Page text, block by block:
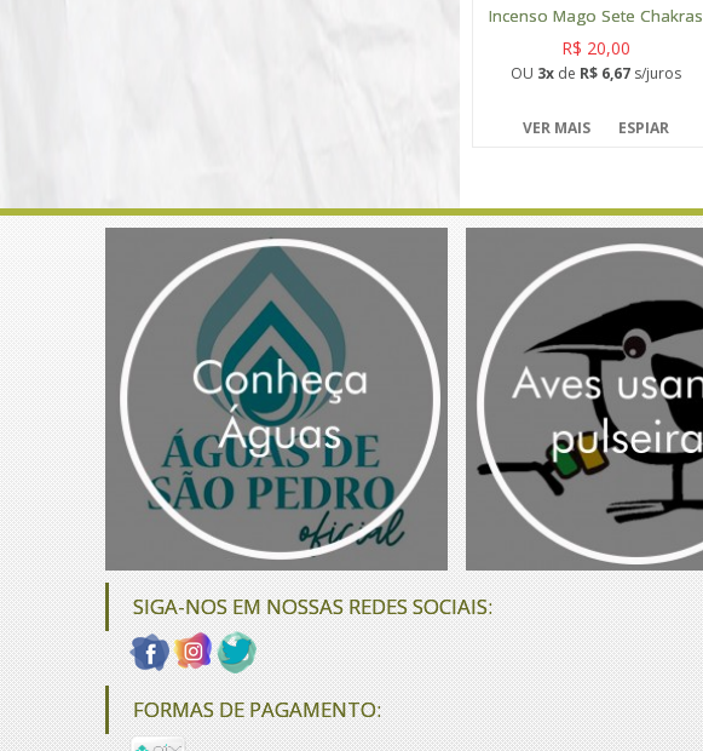
Incenso Mago Sete Chakras
R$ 20,00
OU 3x de R$ 6,67 s/juros
VER MAIS ESPIAR
SIGA-NOS EM NOSSAS REDES SOCIAIS:
FORMAS DE PAGAMENTO: